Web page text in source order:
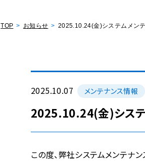
料金シミ
TOP お知らせ 2025.10.24(金)システムメン
2025.10.07 メンテナンス情報
2025.10.24(金)システ
この度、弊社システムメンテナ